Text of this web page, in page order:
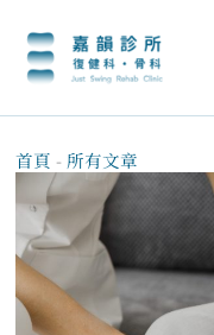
容首頁 - 所有文章